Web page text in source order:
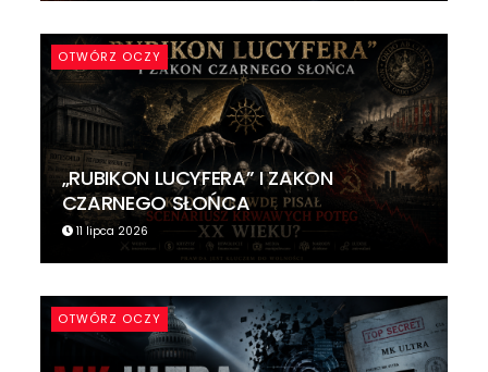
OTWÓRZ OCZY
„RUBIKON LUCYFERA” I ZAKON
CZARNEGO SŁOŃCA
11 lipca 2026
OTWÓRZ OCZY